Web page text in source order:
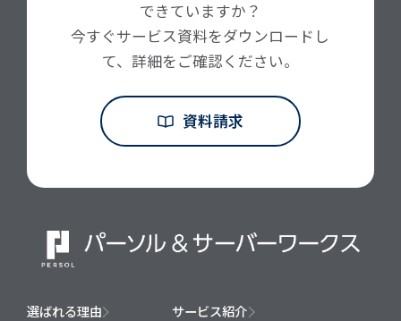
できていますか？
今すぐサービス資料をダウンロードし
て、詳細をご確認ください。
資料請求
選ばれる理由
サービス紹介